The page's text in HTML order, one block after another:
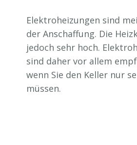
Elektroheizungen sind
der Anschaffung. Die
jedoch sehr hoch.
sind daher vor allem
wenn Sie den Keller nur
müssen.